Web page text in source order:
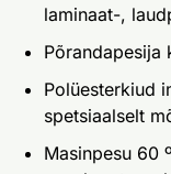
laminaat-,
Põrandapesija
Polüesterkiud
spetsiaalselt
Masinpesu 60